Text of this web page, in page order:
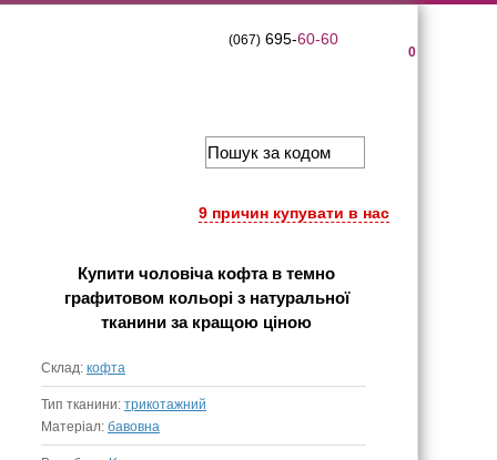
0
(067)695-60-60
9 причин купувати в нас
Купити чоловіча кофта в темно
графитовом кольорі з натуральної
тканини за кращою ціною
Склад: кофта
Тип тканини: трикотажний
Матеріал: бавовна